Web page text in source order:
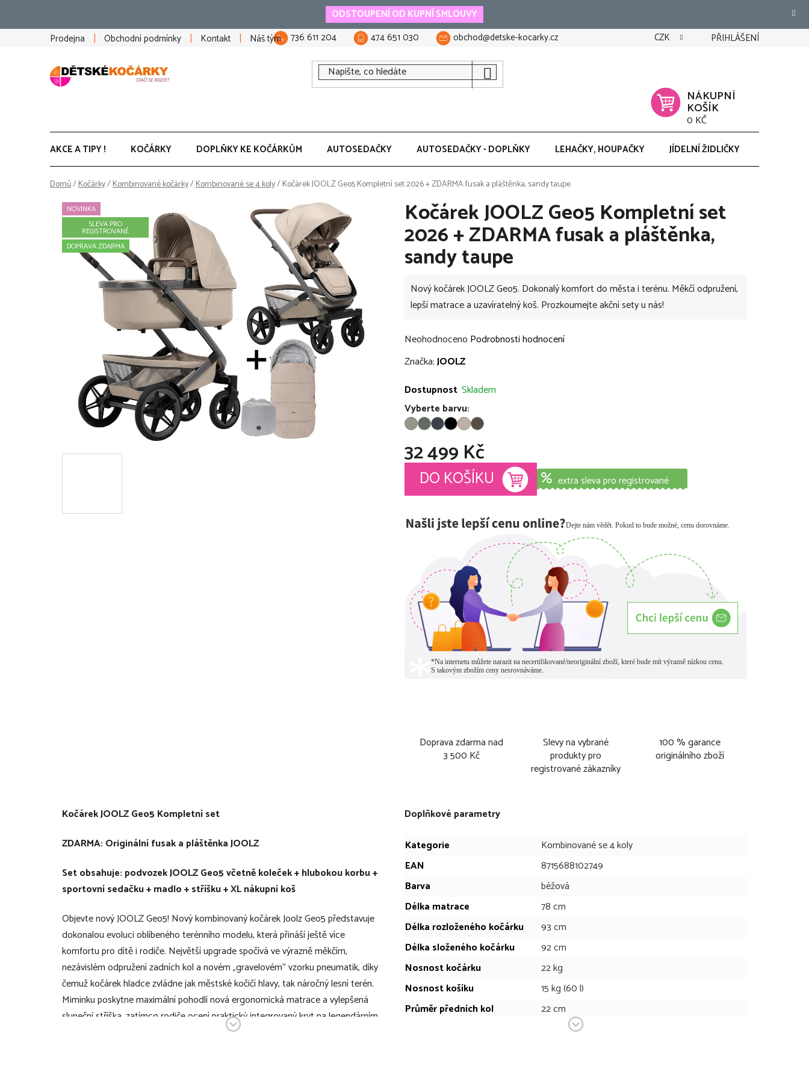
obsah
ODSTOUPENÍ OD KUPNÍ SMLOUVY
Prodejna
Obchodní podmínky Kontakt Náš tým 736 611 204 474 651 030 obchod@detske-kocarky.cz CZK PŘIHLÁŠENÍ
NÁKUPNÍ
KOŠÍK
0 KČ
AKCE A TIPY ! KOČÁRKY DOPLŇKY KE KOČÁRKŮM AUTOSEDAČKY AUTOSEDAČKY - DOPLŇKY LEHAČKY, HOUPAČKY JÍDELNÍ ŽIDLIČKY
Domů/Kočárky/Kombinované kočárky/Kombinované se 4 koly/Kočárek JOOLZ Geo5 Kompletní set 2026 + ZDARMA fusak a pláštěnka, sandy taupe
Kočárek JOOLZ Geo5 Kompletní set
2026 + ZDARMA fusak a pláštěnka,
sandy taupe
Nový kočárek JOOLZ Geo5. Dokonalý komfort do města i terénu. Měkčí odpružení,
lepší matrace a uzavíratelný koš. Prozkoumejte akční sety u nás!
Průměrné
hodnocení
je
0,0
z
hvězdiček.
Neohodnoceno Podrobnosti hodnocení
Značka:JOOLZ
Dostupnost Skladem
Vyberte barvu:
32 499 Kč
Měrná cena:
DO KOŠÍKU extra sleva pro registrované
Doprava zdarma nad
3 500 Kč
Slevy na vybrané
produkty pro
registrované zákazníky
100 % garance
originálního zboží
NOVINKA
SLEVA PRO
REGISTROVANÉ
DOPRAVA ZDARMA
Kočárek JOOLZ Geo5 Kompletní set
ZDARMA: Originální fusak a pláštěnka JOOLZ
Set obsahuje: podvozek JOOLZ Geo5 včetně koleček + hlubokou korbu +
sportovní sedačku + madlo + stříšku + XL nákupní koš
Objevte nový JOOLZ Geo5! Nový kombinovaný kočárek Joolz Geo5 představuje
dokonalou evoluci oblíbeného terénního modelu, která přináší ještě více
komfortu pro dítě i rodiče. Největší upgrade spočívá ve výrazně měkčím,
nezávislém odpružení zadních kol a novém „gravelovém“ vzorku pneumatik, díky
čemuž kočárek hladce zvládne jak městské kočičí hlavy, tak náročný lesní terén.
Miminku poskytne maximální pohodlí nová ergonomická matrace a vylepšená
sluneční stříška, zatímco rodiče ocení praktický integrovaný kryt na legendárním
15kg nákupním koši a snadno udržovatelné, kompletně odnímatelné vnitřní látky.
Doplňkové parametry
Kategorie
Kombinované se 4 koly
EAN
8715688102749
Barva
béžová
Délka matrace
78 cm
Délka rozloženého kočárku
93 cm
Délka složeného kočárku
92 cm
Nosnost kočárku
22 kg
Nosnost košíku
15 kg (60 l)
Průměr předních kol
22 cm